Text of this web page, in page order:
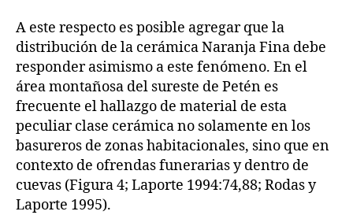
A este respecto es posible agregar que la
distribución de la cerámica Naranja Fina debe
responder asimismo a este fenómeno. En el
área montañosa del sureste de Petén es
frecuente el hallazgo de material de esta
peculiar clase cerámica no solamente en los
basureros de zonas habitacionales, sino que en
contexto de ofrendas funerarias y dentro de
cuevas (Figura 4; Laporte 1994:74,88; Rodas y
Laporte 1995).